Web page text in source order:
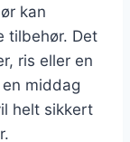
kan
tilbehør. Det
ris eller en
middag
helt sikkert